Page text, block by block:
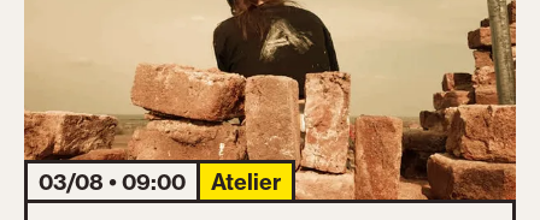
03/08 • 09:00 Atelier